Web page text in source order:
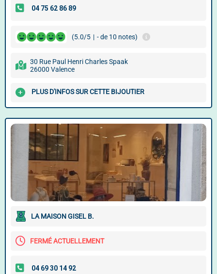
(5.0/5 | - de 10 notes)
30 Rue Paul Henri Charles Spaak
26000 Valence
PLUS D'INFOS SUR CETTE BIJOUTIER
LA MAISON GISEL B.
FERMÉ ACTUELLEMENT